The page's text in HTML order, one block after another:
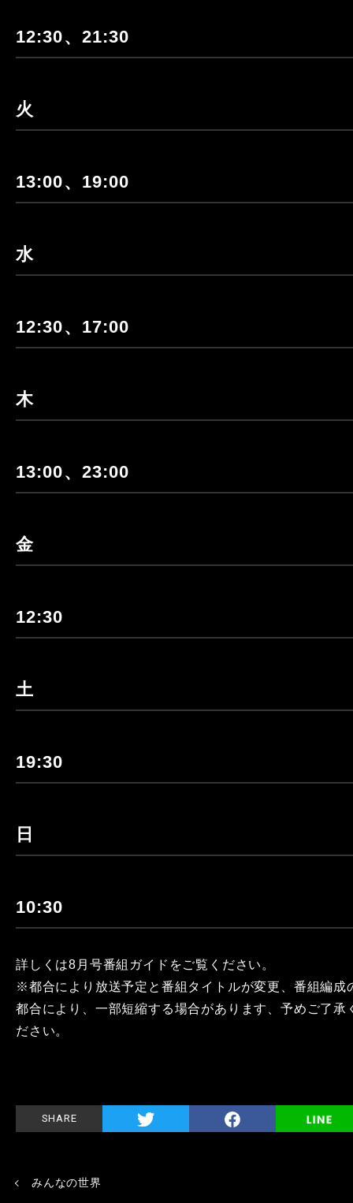
12:30、21:30
火
13:00、19:00
水
12:30、17:00
木
13:00、23:00
金
12:30
土
19:30
日
10:30
詳しくは8月号番組ガイドをご覧ください。
※都合により放送予定と番組タイトルが変更、番組編成
都合により、一部短縮する場合があります、予めご了承
ださい。
SHARE
みんなの世界